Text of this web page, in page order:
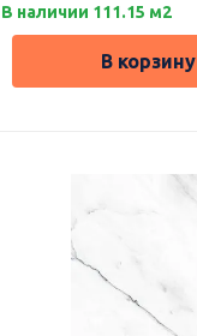
В наличии 111.15 м2
В корзину